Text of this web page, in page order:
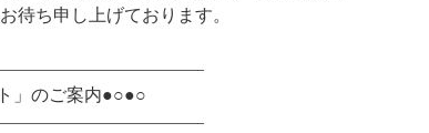
待ち申し上げております。
」のご案内●○●○